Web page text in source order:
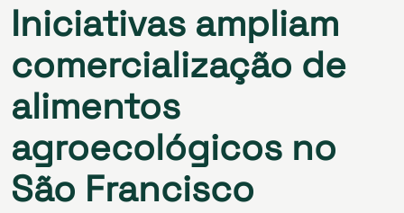
Iniciativas ampliam
comercialização de
alimentos
agroecológicos no
São Francisco